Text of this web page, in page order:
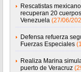
Rescatistas
recuperan 20
Venezuela (27/06/
Defensa refuerza
Fuerzas Especiales
Realiza Marina
puerto de Veracruz